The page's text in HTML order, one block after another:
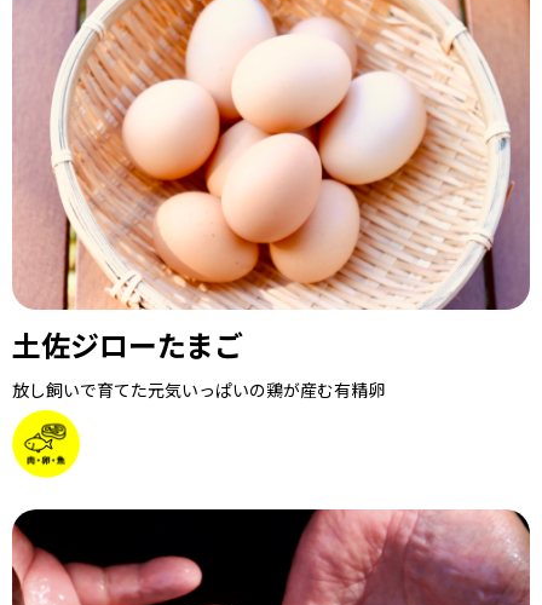
土佐ジローたまご
放し飼いで育てた元気いっぱいの鶏が産む有精卵